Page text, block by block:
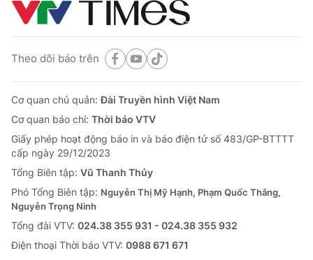
Theo dõi báo trên
Cơ quan chủ quản:Đài Truyền hình Việt Nam
Cơ quan báo chí: Thời báo VTV
Giấy phép hoạt động báo in và báo điện tử số 483/GP-BTTTT
cấp ngày 29/12/2023
Tổng Biên tập: Vũ Thanh Thủy
Phó Tổng Biên tập: Nguyễn Thị Mỹ Hạnh, Phạm Quốc Thắng,
Nguyễn Trọng Ninh
Tổng đài VTV: 024.38 355 931 - 024.38 355 932
Ðiện thoại Thời báo VTV: 0988 671 671